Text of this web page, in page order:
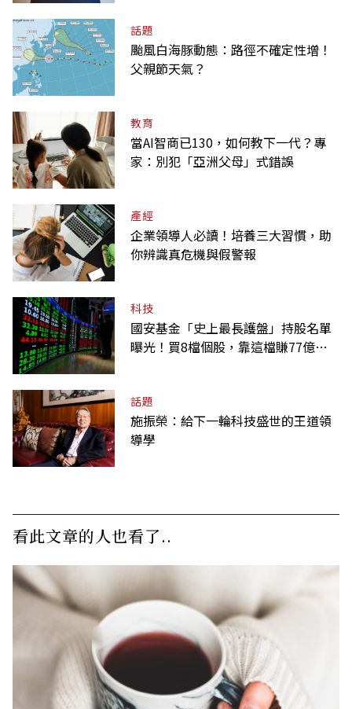
話題
颱風白海豚動態：路徑不確定性增！
父親節天氣？
教育
當AI智商已130，如何教下一代？專
家：別犯「亞洲父母」式錯誤
產經
企業領導人必讀！培養三大習慣，助
你辨識真危機與假警報
科技
國安基金「史上最長護盤」持股名單
曝光！買8檔個股，靠這檔賺77億最
話題
施振榮：給下一輪科技盛世的王道領
導學
看此文章的人也看了..